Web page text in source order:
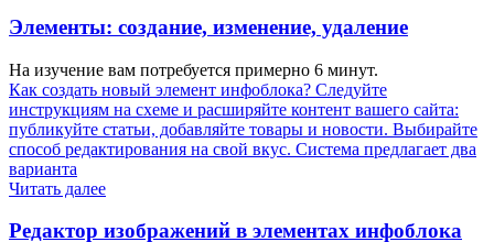
Элементы: создание, изменение, удаление
На изучение вам потребуется примерно 6 минут.
Как создать новый элемент инфоблока? Следуйте
инструкциям на схеме и расширяйте контент вашего сайта:
публикуйте статьи, добавляйте товары и новости. Выбирайте
способ редактирования на свой вкус. Система предлагает два
варианта
Читать далее
Редактор изображений в элементах инфоблока